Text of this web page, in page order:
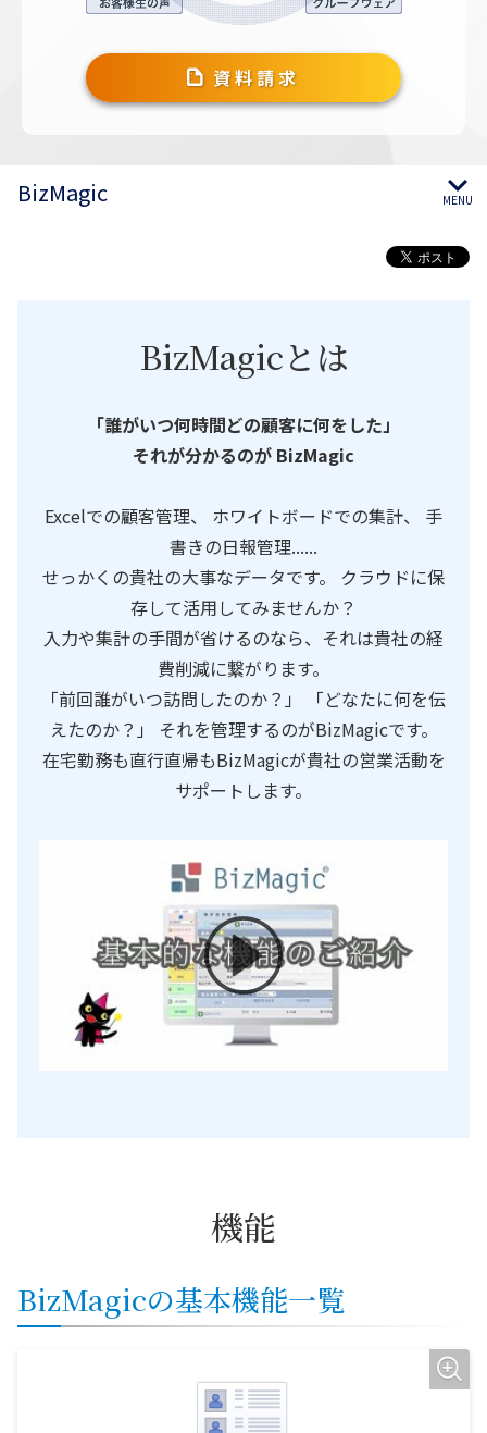
資料請求
BizMagic MENU
BizMagicとは
「誰がいつ何時間どの顧客に何をした」
それが分かるのが BizMagic
Excelでの顧客管理、 ホワイトボードでの集計、 手
書きの日報管理......
せっかくの貴社の大事なデータです。 クラウドに保
存して活用してみませんか？
入力や集計の手間が省けるのなら、それは貴社の経
費削減に繋がります。
「前回誰がいつ訪問したのか？」 「どなたに何を伝
えたのか？」 それを管理するのがBizMagicです。
在宅勤務も直行直帰もBizMagicが貴社の営業活動を
サポートします。
機能
BizMagicの基本機能一覧